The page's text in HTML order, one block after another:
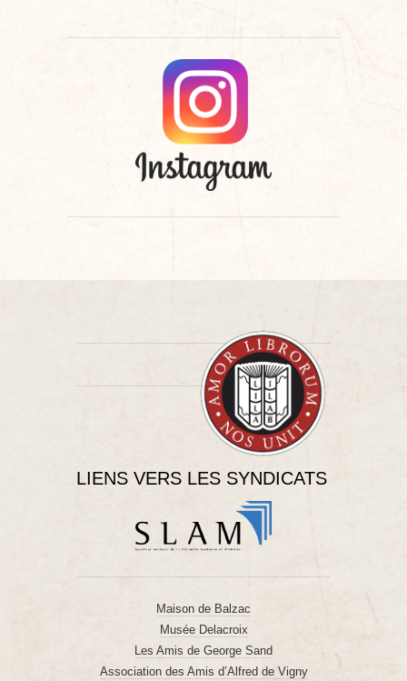
LIENS VERS LES SYNDICATS
Maison de Balzac
Musée Delacroix
Les Amis de George Sand
Association des Amis d’Alfred de Vigny